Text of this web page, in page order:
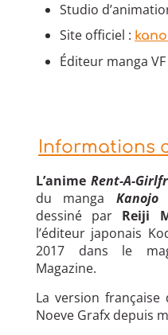
Studio
Site officiel :
Éditeur manga VF
Informations
L’anime Rent-A-
du manga Kanojo
dessiné par Reiji
l’éditeur japonais
2017 dans le
Magazine.
La version
Noeve Grafx depuis